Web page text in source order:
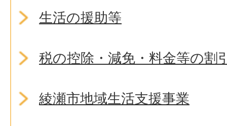
生活の援助等
税の控除・減免・料金等の割
綾瀬市地域生活支援事業